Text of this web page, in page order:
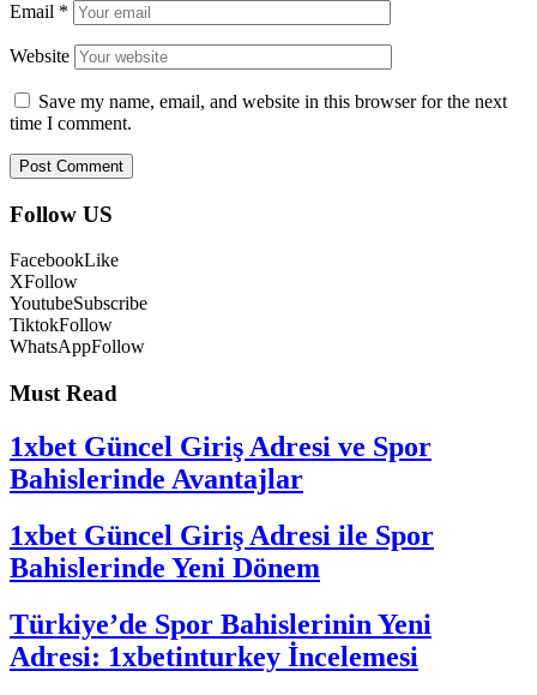
Email *
Website
Save my name, email, and website in this browser for the next
time I comment.
Follow US
FacebookLike
XFollow
YoutubeSubscribe
TiktokFollow
WhatsAppFollow
Must Read
1xbet Güncel Giriş Adresi ve Spor
Bahislerinde Avantajlar
1xbet Güncel Giriş Adresi ile Spor
Bahislerinde Yeni Dönem
Türkiye’de Spor Bahislerinin Yeni
Adresi: 1xbetinturkey İncelemesi